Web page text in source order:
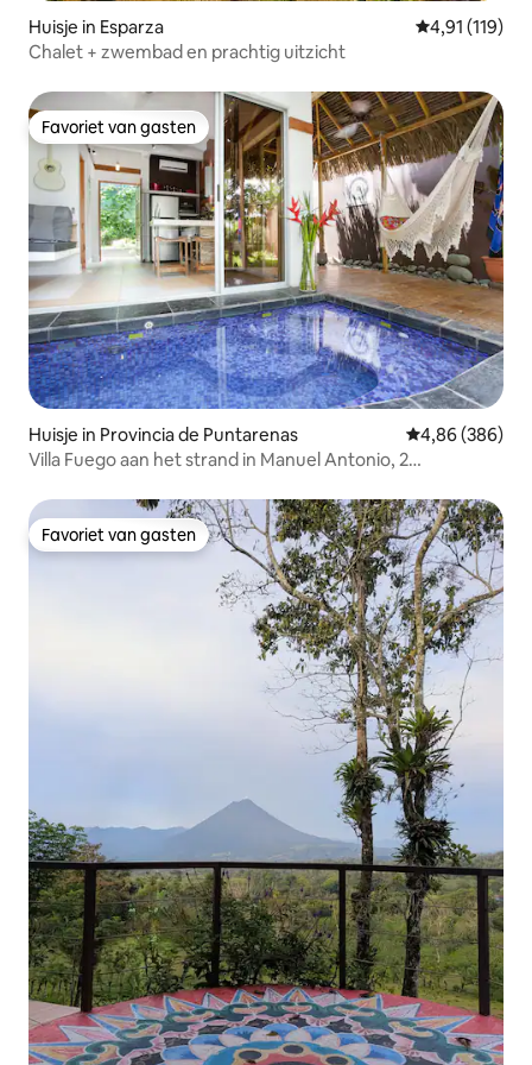
Huisje in Esparza Gemiddelde
4,91 (119)
Chalet + zwembad en prachtig uitzicht
Favoriet van gasten
Favoriet van gasten
Huisje in Provincia de Puntarenas Gemiddelde
4,86 (386)
Villa Fuego aan het strand in Manuel Antonio, 2
Favoriet van gasten
Favoriet van gasten